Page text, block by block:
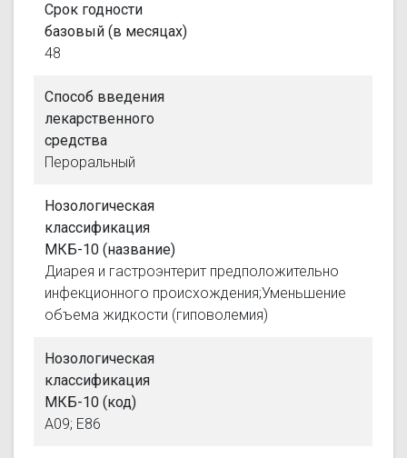
Срок годности
базовый (в месяцах)
48
Способ введения
лекарственного
средства
Пероральный
Нозологическая
классификация
МКБ-10 (название)
Диарея и гастроэнтерит предположительно
инфекционного происхождения;Уменьшение
объема жидкости (гиповолемия)
Нозологическая
классификация
МКБ-10 (код)
A09; E86